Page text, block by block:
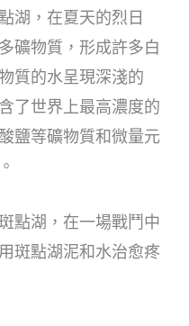
湖，在夏天的烈日
礦物質，形成許多白
質的水呈現深淺的
了世界上最高濃度的
鹽等礦物質和微量元
點湖，在一場戰鬥中
斑點湖泥和水治愈疼